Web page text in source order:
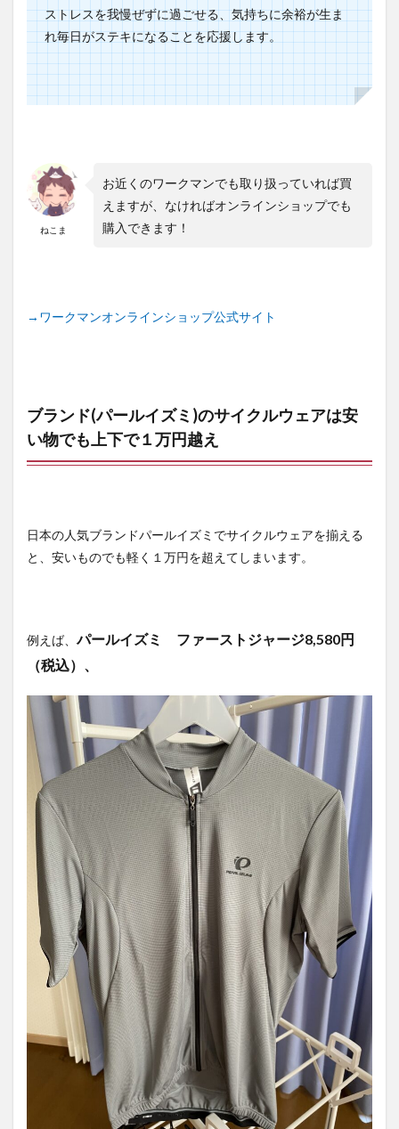
ストレスを我慢ぜずに過ごせる、気持ちに余裕が生ま
れ毎日がステキになることを応援します。
ねこま
お近くのワークマンでも取り扱っていれば買
えますが、なければオンラインショップでも
購入できます！
→ワークマンオンラインショップ公式サイト
ブランド(パールイズミ)のサイクルウェアは安
い物でも上下で１万円越え
日本の人気ブランドパールイズミでサイクルウェアを揃える
と、安いものでも軽く１万円を超えてしまいます。
例えば、パールイズミ ファーストジャージ8,580円
（税込）、